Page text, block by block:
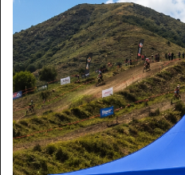
home/catálogo de productos/ .../ cotizar
Seleccione una forma para
atenderá su solicitud:
Por favor ingrese la
Nombre: